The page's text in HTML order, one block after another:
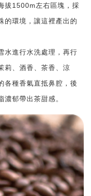
拔1500m左右區塊，採
的環境，讓這裡產出的
水進行水洗處理，再行
莉、酒香、茶香、涼
各種香氣直抵鼻腔，後
郁帶出茶甜感。